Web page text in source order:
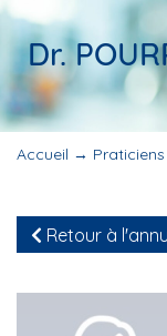
Dr.
Accueil → Praticiens
Retour à